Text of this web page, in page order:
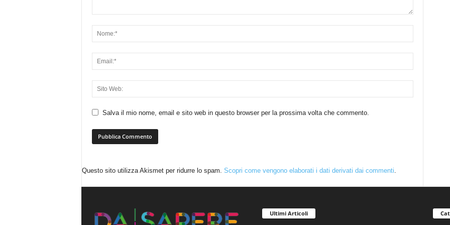
Salva il mio nome, email e sito web in questo browser per la prossima volta che commento.
Questo sito utilizza Akismet per ridurre lo spam. Scopri come vengono elaborati i dati derivati dai commenti.
Ultimi Articoli